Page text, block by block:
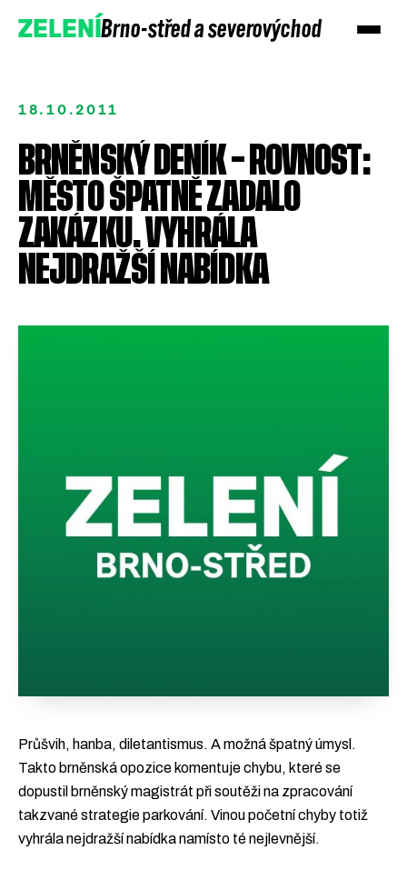
ZELENÍBrno-střed a severovýchod
18.10.2011
BRNĚNSKÝ DENÍK – ROVNOST:
MĚSTO ŠPATNĚ ZADALO
ZAKÁZKU. VYHRÁLA
NEJDRAŽŠÍ NABÍDKA
Průšvih, hanba, diletantismus. A možná špatný úmysl.
Takto brněnská opozice komentuje chybu, které se
dopustil brněnský magistrát při soutěži na zpracování
takzvané strategie parkování. Vinou početní chyby totiž
vyhrála nejdražší nabídka namísto té nejlevnější.